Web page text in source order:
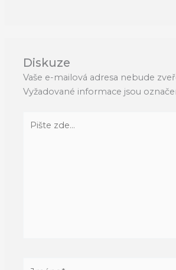
Diskuze
Vaše e-mailová adresa nebude
Vyžadované informace jsou